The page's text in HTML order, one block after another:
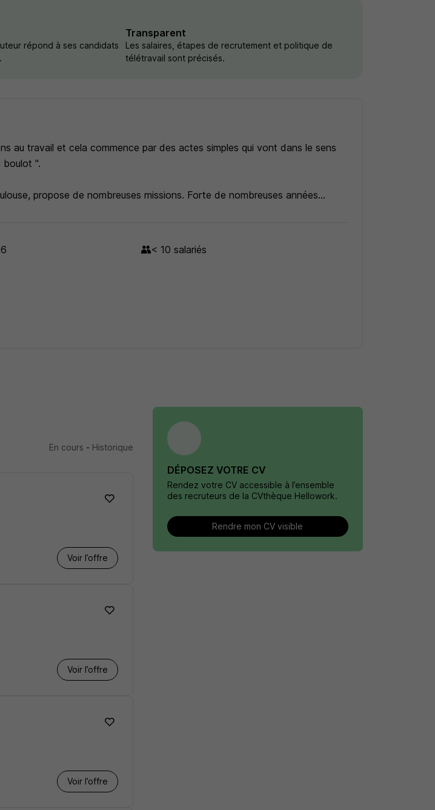
répond à ses candidats
Transparent
Les salaires, étapes de recrutement et politique de
télétravail sont précisés.
au travail et cela commence par des actes simples qui vont dans le sens
boulot ".
propose de nombreuses missions. Forte de nombreuses années
< 10 salariés
En cours - Historique
Voir l’offre
Voir l’offre
Voir l’offre
DÉPOSEZ VOTRE CV
Rendez votre CV accessible à l’ensemble
des recruteurs de la CVthèque Hellowork.
Rendre mon CV visible